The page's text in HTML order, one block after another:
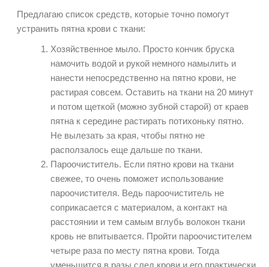
Предлагаю список средств, которые точно помогут
устранить пятна крови с ткани:
Хозяйственное мыло. Просто кончик бруска
намочить водой и рукой немного намылить и
нанести непосредственно на пятно крови, не
растирая совсем. Оставить на ткани на 20 минут
и потом щеткой (можно зубной старой) от краев
пятна к середине растирать потихоньку пятно.
Не вылезать за края, чтобы пятно не
расползалось еще дальше по ткани.
Пароочиститель. Если пятно крови на ткани
свежее, то очень поможет использование
пароочистителя. Ведь пароочиститель не
соприкасается с материалом, а контакт на
расстоянии и тем самым вглубь волокон ткани
кровь не впитывается. Пройти пароочистителем
четыре раза по месту пятна крови. Тогда
уменьшится в разы след крови и его практически